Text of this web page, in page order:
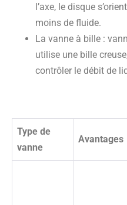
l’axe, le disque
moins de fluide.
La vanne à bille :
utilise une bille
contrôler le débit de
Type de
vanne
Avantages